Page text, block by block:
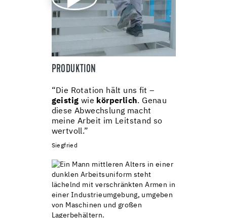
PRODUKTION
“Die Rotation hält uns fit –
geistig wie körperlich. Genau
diese Abwechslung macht
meine Arbeit im Leitstand so
wertvoll.”
Siegfried